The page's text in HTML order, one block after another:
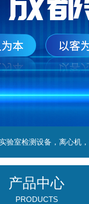
产品中心
PRODUCTS